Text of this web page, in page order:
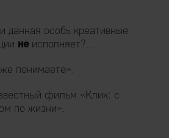
данная особь креативные
неисполняет?...
понимаете».
фильм «Клик: с
по жизни».